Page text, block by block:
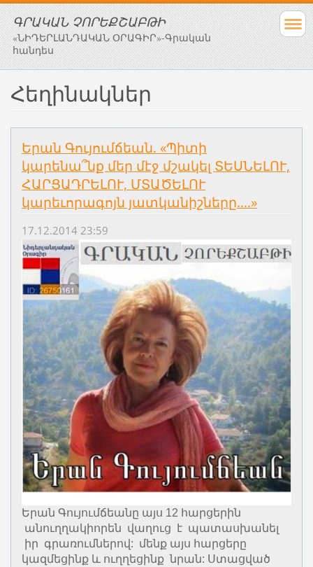
ԳՐԱԿԱՆ ՉՈՐԵՔՇԱԲԹԻ
«ՆԻԴԵՐԼԱՆԴԱԿԱՆ ՕՐԱԳԻՐ»-Գրական
հանդես
Հեղինակներ
Երան Գույումճեան. «Պիտի
կարենա՞նք մեր մէջ մշակել ՏԵՍՆԵԼՈՒ,
ՀԱՐՑԱԴՐԵԼՈՒ, ՄՏԱԾԵԼՈՒ
կարեւորագոյն յատկանիշները....»
17.12.2014 23:59
Երան Գույումճեանը այս 12 հարցերին
անուղղակիորեն վաղուց է պատասխանել
իր գրառումներով: մենք այս հարցերը
կազմեցինք և ուղղեցինք նրան: Ստացված